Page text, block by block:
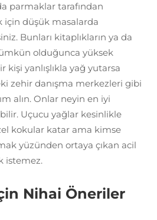
parmaklar tarafından
düşük masalarda
Bunları kitaplıkların ya da
olduğunca yüksek
kişi yanlışlıkla yağ yutarsa
zehir danışma merkezleri gibi
alın. Onlar neyin en iyi
bilir. Uçucu yağlar kesinlikle
kokular katar ama kimse
yüzünden ortaya çıkan acil
istemez.
Nihai Öneriler